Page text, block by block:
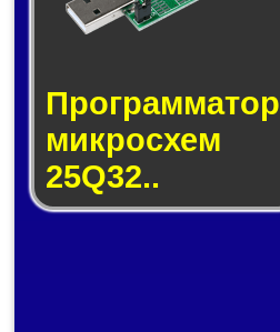
Прог­рам­ма­тор
мик­ро­схем
25Q32..